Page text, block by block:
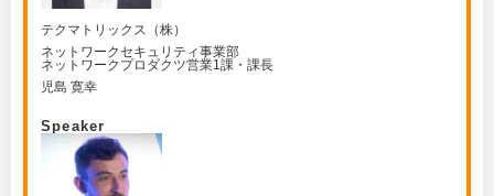
テクマトリックス（株）
ネットワークセキュリティ事業部
ネットワークプロダクツ営業1課・課長
児島 寛幸
Speaker